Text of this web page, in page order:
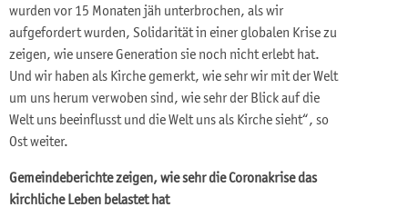
wurden vor 15 Monaten jäh unterbrochen, als wir
aufgefordert wurden, Solidarität in einer globalen Krise zu
zeigen, wie unsere Generation sie noch nicht erlebt hat.
Und wir haben als Kirche gemerkt, wie sehr wir mit der Welt
um uns herum verwoben sind, wie sehr der Blick auf die
Welt uns beeinflusst und die Welt uns als Kirche sieht“, so
Ost weiter.
Gemeindeberichte zeigen, wie sehr die Coronakrise das
kirchliche Leben belastet hat